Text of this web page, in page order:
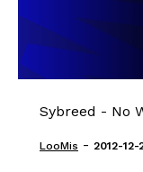
Sybreed - No
LooMis - 2012-12-